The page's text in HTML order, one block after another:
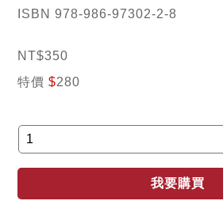
ISBN 978-986-97302-2-8
NT$350
特價 $280
我要購買